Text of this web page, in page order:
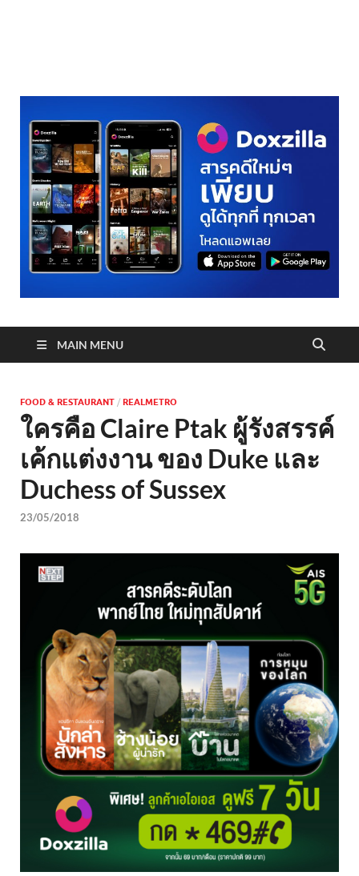
MAIN MENU
FOOD & RESTAURANT / REALMETRO
ใครคือ Claire Ptak ผู้รังสรรค์
เค้กแต่งงาน ของ Duke และ
Duchess of Sussex
23/05/2018